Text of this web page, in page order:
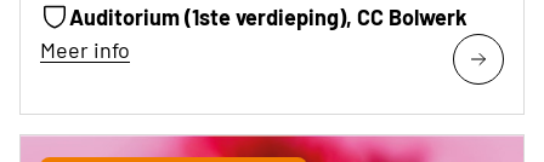
Auditorium (1ste verdieping), CC Bolwerk
Meer info